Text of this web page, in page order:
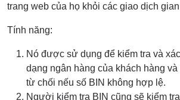
trang web của họ khỏi các giao dịch
Tính năng:
Nó được sử dụng để kiểm tra và
dạng ngân hàng của khách hàng
từ chối nếu số BIN không hợp lệ.
Người kiểm tra BIN cũng sẽ kiểm